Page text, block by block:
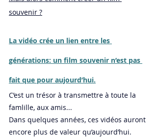
souvenir ?
La vidéo crée un lien entre les
générations: un film souvenir n’est pas
fait que pour aujourd’hui.
C’est un trésor à transmettre à toute la
famlille, aux amis...
Dans quelques années, ces vidéos auront
encore plus de valeur qu’aujourd’hui.